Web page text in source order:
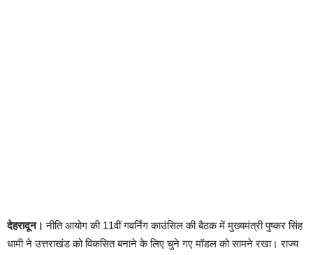
देहरादून।नीति आयोग की 11वीं गवर्निंग काउंसिल की बैठक में मुख्यमंत्री पुष्कर सिंह
धामी ने उत्तराखंड को विकसित बनाने के लिए चुने गए मॉडल को सामने रखा। राज्य